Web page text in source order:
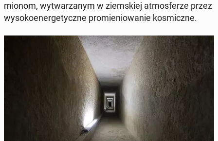
mionom, wy­twa­rza­nym w ziem­skiej at­mos­fe­rze przez
wy­so­ko­ener­ge­tycz­ne pro­mie­nio­wa­nie ko­smicz­ne.